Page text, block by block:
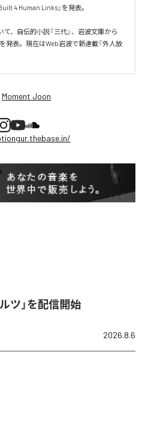
4 Human Links』を発表。
、自伝的小説『三代』、岩波文庫から
発表。現在はWeb岩波で新連載『外人放
Moment Joon
ツ」を配信開始
2026.8.6